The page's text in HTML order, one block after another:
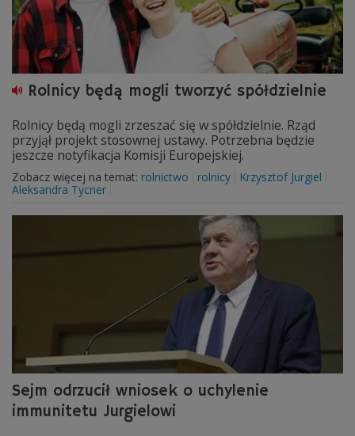
Rolnicy będą mogli tworzyć spółdzielnie
Rolnicy będą mogli zrzeszać się w spółdzielnie. Rząd
przyjął projekt stosownej ustawy. Potrzebna będzie
jeszcze notyfikacja Komisji Europejskiej.
Zobacz więcej na temat: rolnictwo rolnicy
Krzysztof Jurgiel
Aleksandra Tycner
Sejm odrzucił wniosek o uchylenie
immunitetu Jurgielowi